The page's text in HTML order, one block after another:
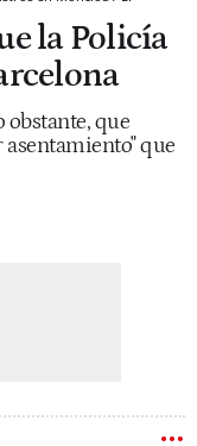
la Policía
que
asentamiento" que